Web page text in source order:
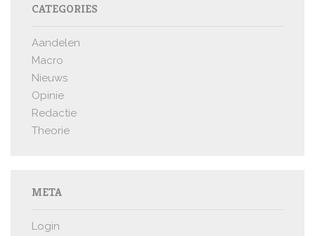
CATEGORIES
Aandelen
Macro
Nieuws
Opinie
Redactie
Theorie
META
Login